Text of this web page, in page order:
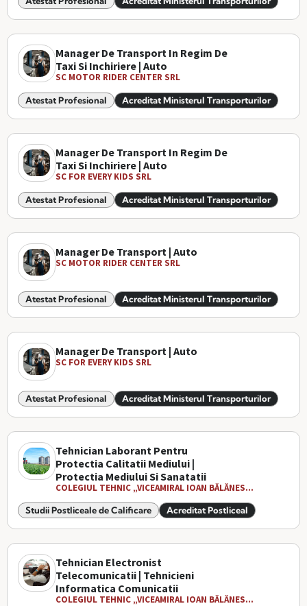
Manager De Transport In Regim De
Taxi Si Inchiriere | Auto
SC MOTOR RIDER CENTER SRL
Atestat Profesional Acreditat Ministerul Transporturilor
Manager De Transport In Regim De
Taxi Si Inchiriere | Auto
SC FOR EVERY KIDS SRL
Atestat Profesional Acreditat Ministerul Transporturilor
Manager De Transport | Auto
SC MOTOR RIDER CENTER SRL
Atestat Profesional Acreditat Ministerul Transporturilor
Manager De Transport | Auto
SC FOR EVERY KIDS SRL
Atestat Profesional Acreditat Ministerul Transporturilor
Tehnician Laborant Pentru
Protectia Calitatii Mediului |
Protectia Mediului Si Sanatatii
COLEGIUL TEHNIC „VICEAMIRAL IOAN BĂLĂNES...
Studii Postliceale de Calificare Acreditat Postliceal
Tehnician Electronist
Telecomunicatii | Tehnicieni
Informatica Comunicatii
COLEGIUL TEHNIC „VICEAMIRAL IOAN BĂLĂNES...